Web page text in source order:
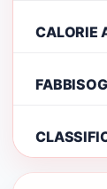
CALORIE